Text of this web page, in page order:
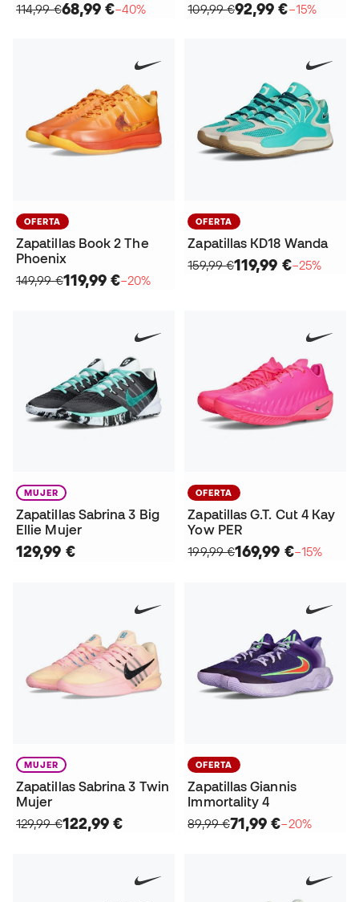
114,99 €68,99 €−40% 109,99 €92,99 €−15%
OFERTA
Zapatillas Book 2 The
Phoenix
149,99 €119,99 €−20%
OFERTA
Zapatillas KD18 Wanda
159,99 €119,99 €−25%
MUJER
Zapatillas Sabrina 3 Big
Ellie Mujer
129,99 €
OFERTA
Zapatillas G.T. Cut 4 Kay
Yow PER
199,99 €169,99 €−15%
MUJER
Zapatillas Sabrina 3 Twin
Mujer
129,99 €122,99 €
OFERTA
Zapatillas Giannis
Immortality 4
89,99 €71,99 €−20%